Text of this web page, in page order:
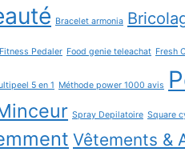
Bracelet armonia
Fitness Pedaler Food genie teleachat Fresh
5 en 1 Méthode power 1000 avis
Spray Depilatoire Square
Vêtements &